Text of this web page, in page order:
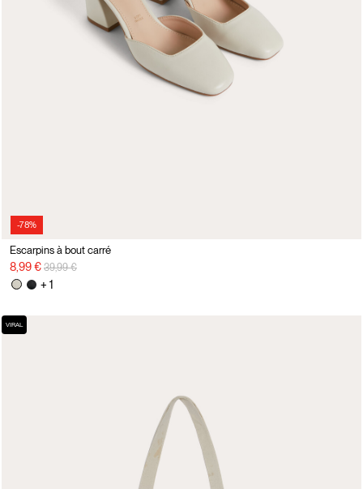
-78%
Escarpins à bout carré
8,99 € Prix réduit de
39,99 €à
+ 1
VIRAL